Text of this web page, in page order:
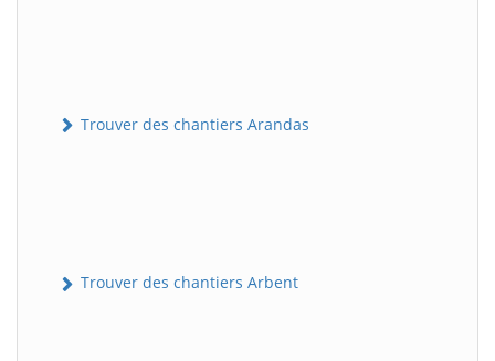
Trouver des chantiers Arandas
Trouver des chantiers Arbent